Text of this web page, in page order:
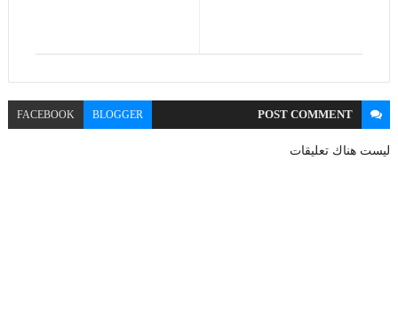
POSTCOMMENT
BLOGGER
FACEBOOK
ليست هناك تعليقات